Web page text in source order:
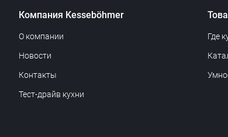
Компания Kesseböhmer
О компании
Новости
Контакты
Тест-драйв кухни
Где